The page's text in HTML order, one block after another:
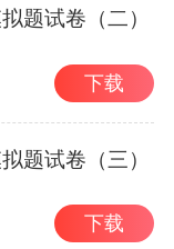
题试卷（二）
下载
题试卷（三）
下载